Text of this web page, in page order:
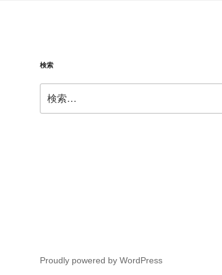
検索
索:
Proudly powered by WordPress